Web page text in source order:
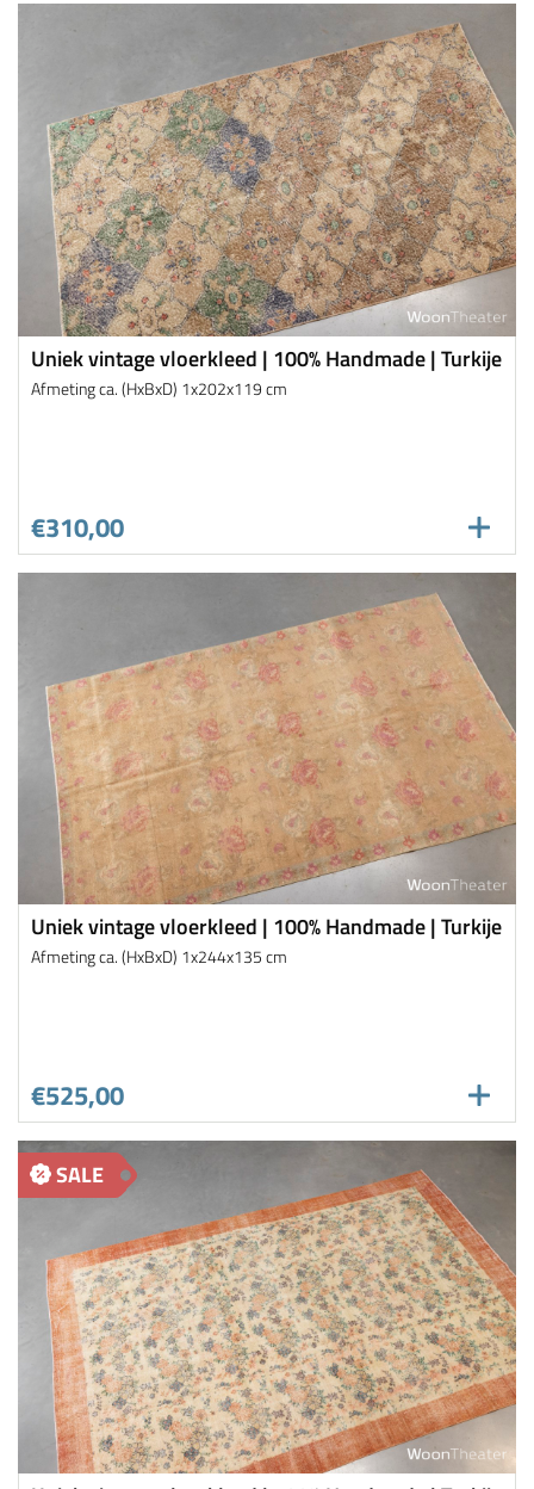
Uniek vintage vloerkleed | 100% Handmade | Turkije
Afmeting ca. (HxBxD) 1x202x119 cm
€310,00
Uniek vintage vloerkleed | 100% Handmade | Turkije
Afmeting ca. (HxBxD) 1x244x135 cm
€525,00
SALE